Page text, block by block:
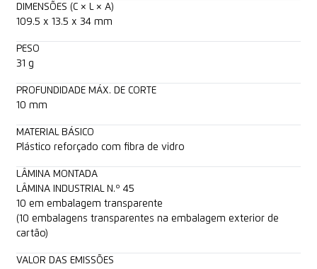
DIMENSÕES (C × L × A)
109.5 x 13.5 x 34 mm
PESO
31 g
PROFUNDIDADE MÁX. DE CORTE
10 mm
MATERIAL BÁSICO
Plástico reforçado com fibra de vidro
LÂMINA MONTADA
LÂMINA INDUSTRIAL N.º 45
10 em embalagem transparente
(10 embalagens transparentes na embalagem exterior de
cartão)
VALOR DAS EMISSÕES